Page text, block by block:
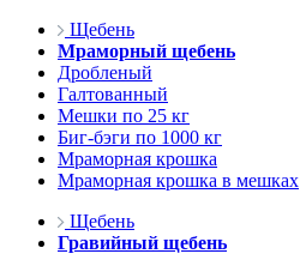
Щебень
Мраморный щебень
Дробленый
Галтованный
Мешки по 25 кг
Биг-бэги по 1000 кг
Мраморная крошка
Мраморная крошка в мешках
Щебень
Гравийный щебень